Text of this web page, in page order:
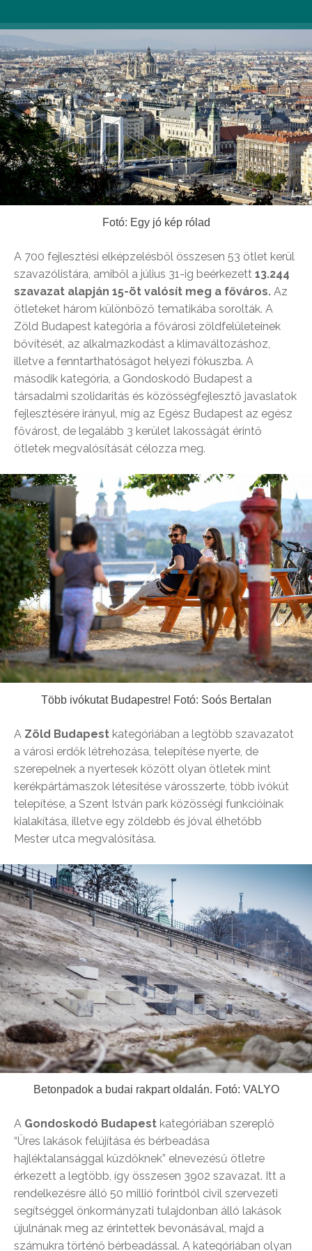
Fotó: Egy jó kép rólad
A 700 fejlesztési elképzelésből összesen 53 ötlet kerül
szavazólistára, amiből a július 31-ig beérkezett 13.244
szavazat alapján 15-öt valósít meg a főváros. Az
ötleteket három különböző tematikába sorolták. A
Zöld Budapest kategória a fővárosi zöldfelületeinek
bővítését, az alkalmazkodást a klímaváltozáshoz,
illetve a fenntarthatóságot helyezi fókuszba. A
második kategória, a Gondoskodó Budapest a
társadalmi szolidaritás és közösségfejlesztő javaslatok
fejlesztésére irányul, míg az Egész Budapest az egész
fővárost, de legalább 3 kerület lakosságát érintő
ötletek megvalósítását célozza meg.
Több ivókutat Budapestre! Fotó: Soós Bertalan
A Zöld Budapest kategóriában a legtöbb szavazatot
a városi erdők létrehozása, telepítése nyerte, de
szerepelnek a nyertesek között olyan ötletek mint
kerékpártámaszok létesítése városszerte, több ivókút
telepítése, a Szent István park közösségi funkcióinak
kialakítása, illetve egy zöldebb és jóval élhetőbb
Mester utca megvalósítása.
Betonpadok a budai rakpart oldalán. Fotó: VALYO
A Gondoskodó Budapest kategóriában szereplő
“Üres lakások felújítása és bérbeadása
hajléktalansággal küzdőknek” elnevezésű ötletre
érkezett a legtöbb, így összesen 3902 szavazat. Itt a
rendelkezésre álló 50 millió forintból civil szervezeti
segítséggel önkormányzati tulajdonban álló lakások
újulnának meg az érintettek bevonásával, majd a
számukra történő bérbeadással. A kategóriában olyan